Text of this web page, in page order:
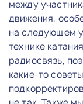
между
движения,
на следующем
технике
радиосвязь,
какие-то